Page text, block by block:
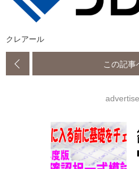
クレアール
この記事